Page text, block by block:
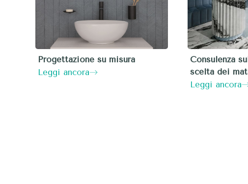
Progettazione su misura
Leggi ancora
Consulenza
scelta dei
Leggi ancora